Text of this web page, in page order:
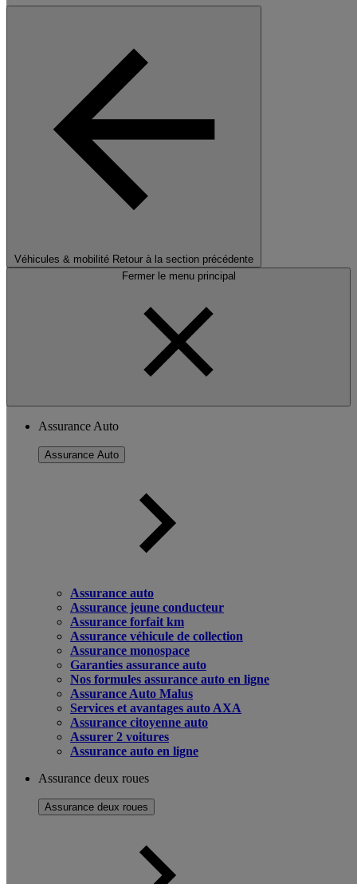
Véhicules & mobilité Retour à la section précédente
Fermer le menu principal
Assurance Auto
Assurance Auto
Assurance auto
Assurance jeune conducteur
Assurance forfait km
Assurance véhicule de collection
Assurance monospace
Garanties assurance auto
Nos formules assurance auto en ligne
Assurance Auto Malus
Services et avantages auto AXA
Assurance citoyenne auto
Assurer 2 voitures
Assurance auto en ligne
Assurance deux roues
Assurance deux roues